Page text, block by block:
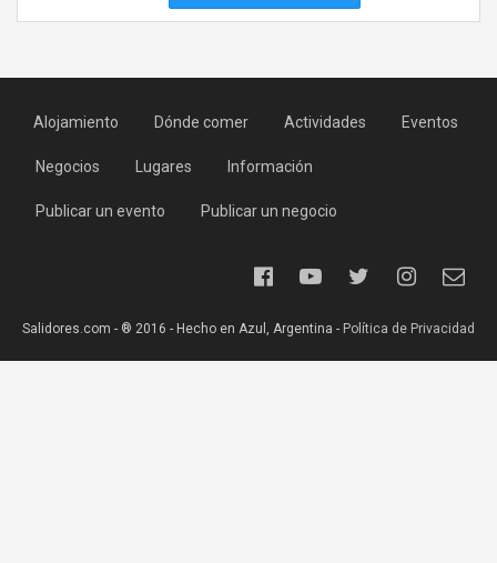
Alojamiento Dónde comer Actividades Eventos
Negocios Lugares Información
Publicar un evento Publicar un negocio
Salidores.com - ® 2016 - Hecho en Azul, Argentina - Política de Privacidad